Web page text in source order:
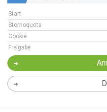
Start
Stornoquote
Cookie
Freigabe